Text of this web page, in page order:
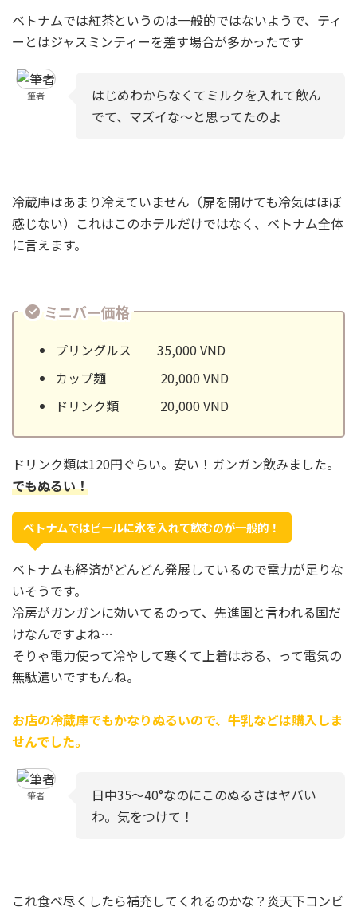
ベトナムでは紅茶というのは一般的ではないようで、ティ
ーとはジャスミンティーを差す場合が多かったです
筆者
はじめわからなくてミルクを入れて飲ん
でて、マズイな～と思ってたのよ
冷蔵庫はあまり冷えていません（扉を開けても冷気はほぼ
感じない）これはこのホテルだけではなく、ベトナム全体
に言えます。
ミニバー価格
プリングルス 35,000 VND
カップ麺 20,000 VND
ドリンク類 20,000 VND
ドリンク類は120円ぐらい。安い！ガンガン飲みました。
でもぬるい！
ベトナムではビールに氷を入れて飲むのが一般的！
ベトナムも経済がどんどん発展しているので電力が足りな
いそうです。
冷房がガンガンに効いてるのって、先進国と言われる国だ
けなんですよね…
そりゃ電力使って冷やして寒くて上着はおる、って電気の
無駄遣いですもんね。
お店の冷蔵庫でもかなりぬるいので、牛乳などは購入しま
せんでした。
筆者
日中35～40°なのにこのぬるさはヤバい
わ。気をつけて！
これ食べ尽くしたら補充してくれるのかな？炎天下コンビ